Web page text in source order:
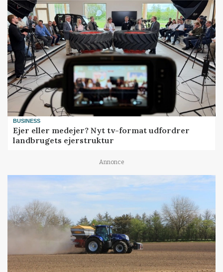
BUSINESS
Ejer eller medejer? Nyt tv-format udfordrer
landbrugets ejerstruktur
Annonce